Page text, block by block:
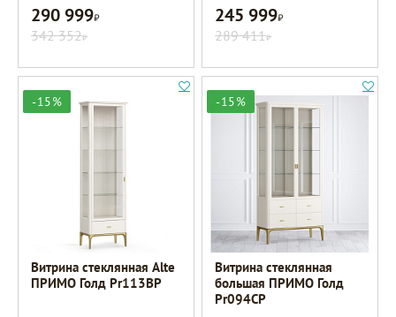
290 999Р
342 352Р
245 999Р
289 411Р
-15%
Витрина стеклянная Alte
ПРИМО Голд Pr113BP
-15%
Витрина стеклянная
большая ПРИМО Голд
Pr094CP